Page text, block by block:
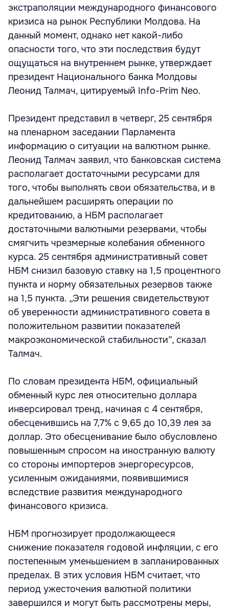
экстраполяции международного финансового
кризиса на рынок Республики Молдова. На
данный момент, однако нет какой-либо
опасности того, что эти последствия будут
ощущаться на внутреннем рынке, утверждает
президент Национального банка Молдовы
Леонид Талмач, цитируемый Info-Prim Neo.
Президент представил в четверг, 25 сентября
на пленарном заседании Парламента
информацию о ситуации на валютном рынке.
Леонид Талмач заявил, что банковская система
располагает достаточными ресурсами для
того, чтобы выполнять свои обязательства, и в
дальнейшем расширять операции по
кредитованию, а НБМ располагает
достаточными валютными резервами, чтобы
смягчить чрезмерные колебания обменного
курса. 25 сентября административный совет
НБМ снизил базовую ставку на 1,5 процентного
пункта и норму обязательных резервов также
на 1,5 пункта. „Эти решения свидетельствуют
об уверенности административного совета в
положительном развитии показателей
макроэкономической стабильности”, сказал
Талмач.
По словам президента НБМ, официальный
обменный курс лея относительно доллара
инверсировал тренд, начиная с 4 сентября,
обесценившись на 7,7% с 9,65 до 10,39 лея за
доллар. Это обесценивание было обусловлено
повышенным спросом на иностранную валюту
со стороны импортеров энергоресурсов,
усиленным ожиданиями, появившимися
вследствие развития международного
финансового кризиса.
НБМ прогнозирует продолжающееся
снижение показателя годовой инфляции, с его
постепенным уменьшением в запланированных
пределах. В этих условия НБМ считает, что
период ужесточения валютной политики
завершился и могут быть рассмотрены меры,